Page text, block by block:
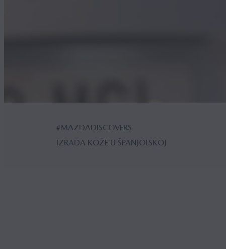
#MAZDADISCOVERS
IZRADA KOŽE U ŠPANJOLSKOJ